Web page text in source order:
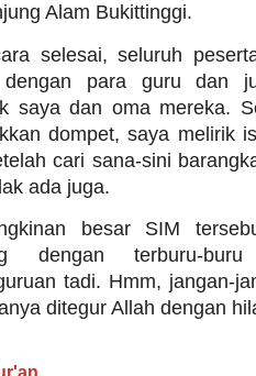
Alam Bukittinggi.
selesai, seluruh
dengan para guru dan
saya dan oma mereka.
dompet, saya melirik
cari sana-sini
ada juga.
besar SIM
dengan terburu-
tadi. Hmm, jangan-
ditegur Allah dengan